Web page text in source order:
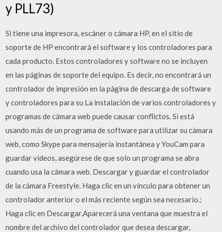
y PLL73)
Si tiene una impresora, escáner o cámara HP, en el sitio de
soporte de HP encontrará el software y los controladores para
cada producto. Estos controladores y software no se incluyen
en las páginas de soporte del equipo. Es decir, no encontrará un
controlador de impresión en la página de descarga de software
y controladores para su La instalación de varios controladores y
programas de cámara web puede causar conflictos. Si está
usando más de un programa de software para utilizar su cámara
web, como Skype para mensajería instantánea y YouCam para
guardar videos, asegúrese de que solo un programa se abra
cuando usa la cámara web. Descargar y guardar el controlador
de la cámara Freestyle. Haga clic en un vínculo para obtener un
controlador anterior o el más reciente según sea necesario.;
Haga clic en Descargar.Aparecerá una ventana que muestra el
nombre del archivo del controlador que desea descargar,